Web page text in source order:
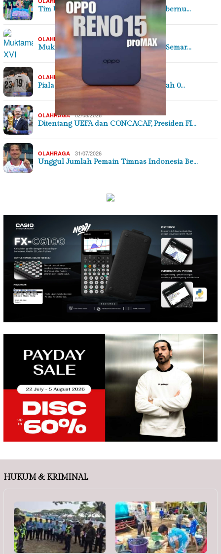
Tim U-21 Balangan Raih Juara III Gubernu…
OLAHRAGA ,SEJARAH & BUDAYA 05/08/2026
Muktamar XVI Tapak Suci Digelar di Semar…
OLAHRAGA 04/08/2026
Piala AFF 2026: Timnas Indonesia Kalah 0…
OLAHRAGA 02/08/2026
Ditentang UEFA dan CONCACAF, Presiden FI…
OLAHRAGA 31/07/2026
Unggul Jumlah Pemain Timnas Indonesia Be…
HUKUM & KRIMINAL